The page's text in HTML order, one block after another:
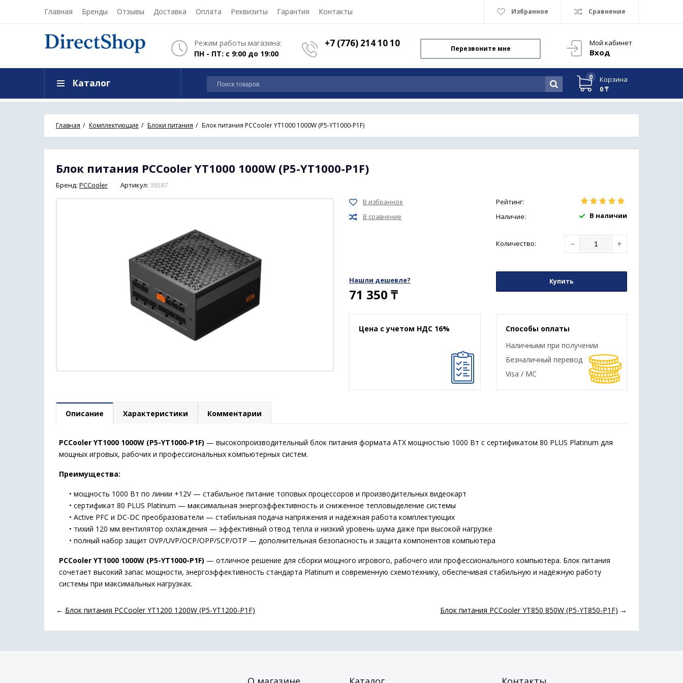
Главная Бренды Отзывы Доставка Оплата Реквизиты Гарантия Контакты Избранное Сравнение
Мой кабинет
Вход
Режим работы магазина:
ПН - ПТ: с 9:00 до 19:00
+7 (776) 214 10 10 Перезвоните мне
0
Корзина
0 ₸
Каталог
Главная Комплектующие Блоки питания Блок питания PCCooler YT1000 1000W (P5-YT1000-P1F)
Блок питания PCCooler YT1000 1000W (P5-YT1000-P1F)
Бренд: PCCooler Артикул: 36587
Рейтинг:
Наличие:
В наличии
Количество: − +
Нашли дешевле?
71 350 ₸
Купить
Цена с учетом НДС 16%
Способы оплаты
Наличными при получении
Безналичный перевод
Visa / MC
Описание Характеристики Комментарии
PCCooler YT1000 1000W (P5-YT1000-P1F) — высокопроизводительный блок питания формата ATX мощностью 1000 Вт с сертификатом 80 PLUS Platinum для
мощных игровых, рабочих и профессиональных компьютерных систем.
Преимущества:
• мощность 1000 Вт по линии +12V — стабильное питание топовых процессоров и производительных видеокарт
• сертификат 80 PLUS Platinum — максимальная энергоэффективность и сниженное тепловыделение системы
• Active PFC и DC-DC преобразователи — стабильная подача напряжения и надёжная работа комплектующих
• тихий 120 мм вентилятор охлаждения — эффективный отвод тепла и низкий уровень шума даже при высокой нагрузке
• полный набор защит OVP/UVP/OCP/OPP/SCP/OTP — дополнительная безопасность и защита компонентов компьютера
PCCooler YT1000 1000W (P5-YT1000-P1F) — отличное решение для сборки мощного игрового, рабочего или профессионального компьютера. Блок питания
сочетает высокий запас мощности, энергоэффективность стандарта Platinum и современную схемотехнику, обеспечивая стабильную и надёжную работу
системы при максимальных нагрузках.
← Блок питания PCCooler YT1200 1200W (P5-YT1200-P1F) Блок питания PCCooler YT850 850W (P5-YT850-P1F) →